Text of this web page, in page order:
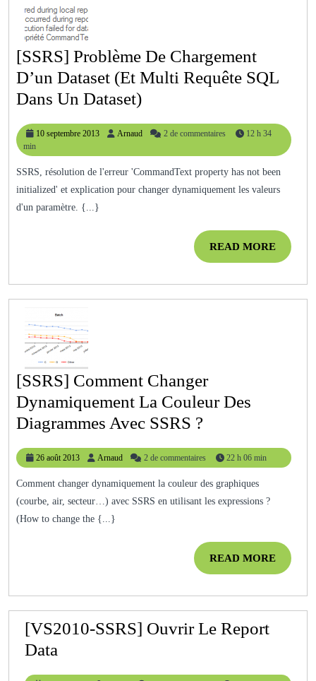
Connexions
[SSRS] Problème De Chargement
D’un Dataset (et Multi Requête SQL
Dans Un Dataset)[SSRS]
Problème
De
Chargement
D’un
SQL
10 septembre 2013
10
2013
Arnaud Arnaud2 de commentaires
12 h 34
min
SSRS, résolution de l'erreur 'CommandText property has not been
initialized' et explication pour changer dynamiquement les valeurs
d'un paramètre. {...}
READ MOREREAD
MORE
[SSRS] Comment Changer
Dynamiquement La Couleur Des
Diagrammes Avec SSRS ?
Comment
Changer
La
Des
Diagrammes
Avec
SSRS
?
26 août 2013
26
août
2013
Arnaud Arnaud2 de commentaires 22 h 06 min
Comment changer dynamiquement la couleur des graphiques
(courbe, air, secteur…) avec SSRS en utilisant les expressions ?
(How to change the {...}
READ MOREREAD
MORE
[VS2010-SSRS] Ouvrir Le Report
Data
SSRS]